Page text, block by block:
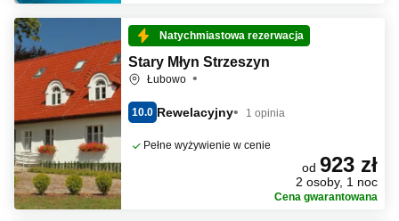
Natychmiastowa rezerwacja
Stary Młyn Strzeszyn
Łubowo
10.0 Rewelacyjny 1 opinia
Pełne wyżywienie w cenie
od 923 zł
2 osoby, 1 noc
Cena gwarantowana